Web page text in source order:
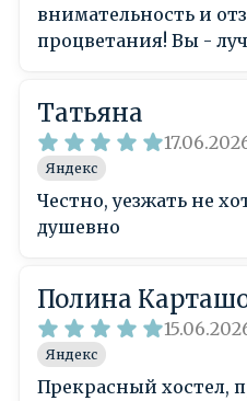
внимательность и
процветания! Вы -
Татьяна
Яндекс
Честно, уезжать не
душевно
Полина
Яндекс
Прекрасный хостел,